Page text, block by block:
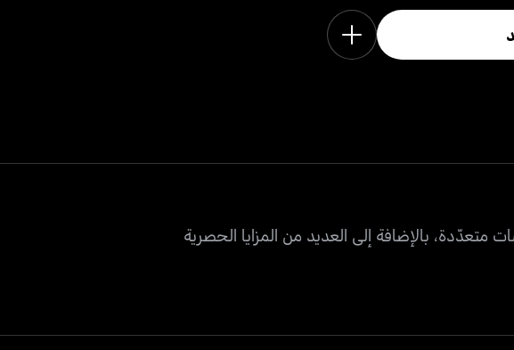
بالإضافة إلى العديد من المزايا الحصرية